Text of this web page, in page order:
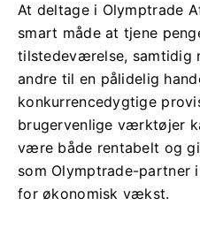
At deltage i Olymptrade
smart måde at tjene
tilstedeværelse, samtidig
andre til en pålidelig
konkurrencedygtige
brugervenlige værktøjer
være både rentabelt og
som Olymptrade-
for økonomisk vækst.